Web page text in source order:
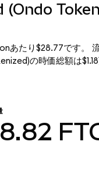
あたり$28.77です。
の時価総額は$1.18